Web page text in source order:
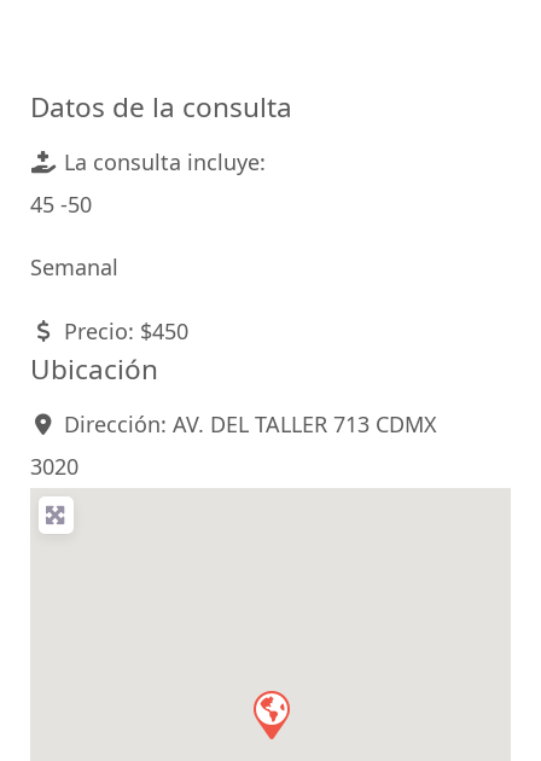
Datos de la consulta
La consulta incluye:
45 -50
Semanal
Precio: $450
Ubicación
Dirección: AV. DEL TALLER 713 CDMX
3020